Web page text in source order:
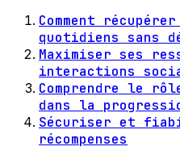
Comment
quotidiens sans
Maximiser ses
interactions
Comprendre le
dans la
Sécuriser et
récompenses